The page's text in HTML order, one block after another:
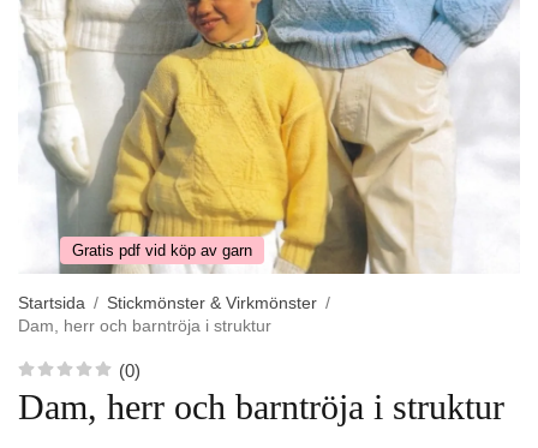
Gratis pdf vid köp av garn
Startsida / Stickmönster & Virkmönster /
Dam, herr och barntröja i struktur
(0)
Dam, herr och barntröja i struktur